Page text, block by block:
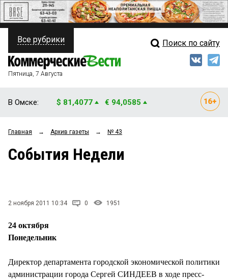
ПОЛИТИКА
ФИНАНСЫ
ОБЩЕСТВО
ЗАКОН
ПРОИСШЕСТВИЯ
СТИЛЬ ЖИЗНИ
Свежий выпуск
Все рубрики Поиск по сайту
Пятница, 7 Августа
В Омске: $ 81,4077 € 94,0585
Главная → Архив газеты → № 43
События Недели
2 ноября 2011 10:34 0 1951
24 октября
Понедельник
Директор департамента городской экономической политики
администрации города Сергей СИНДЕЕВ в ходе пресс-